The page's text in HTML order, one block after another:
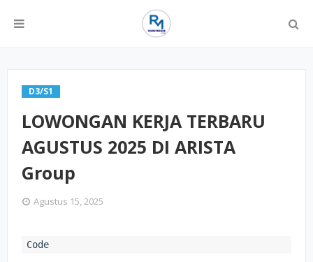
D3/S1
LOWONGAN KERJA TERBARU
AGUSTUS 2025 DI ARISTA
Group
Agustus 15, 2025